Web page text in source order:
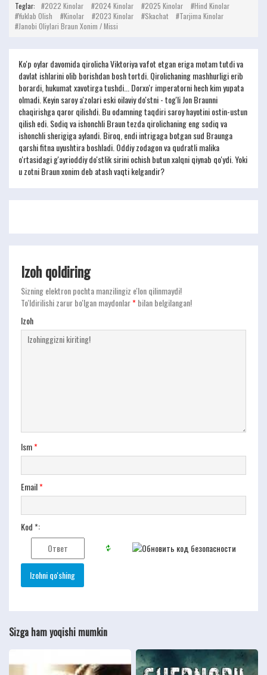
Teglar: 2022 Kinolar 2024 Kinolar 2025 Kinolar
Hind Kinolar
Yuklab Olish
Kinolar 2023 Kinolar Skachat
Tarjima Kinolar
Janobi Oliylari Braun Xonim / Missi
Ko'p oylar davomida qirolicha Viktoriya vafot etgan eriga motam tutdi va
davlat ishlarini olib borishdan bosh tortdi. Qirolichaning mashhurligi erib
borardi, hukumat xavotirga tushdi... Dorxo'r imperatorni hech kim yupata
olmadi. Keyin saroy a'zolari eski oilaviy do'stni - tog'li Jon Braunni
chaqirishga qaror qilishdi. Bu odamning taqdiri saroy hayotini ostin-ustun
qilish edi. Sodiq va ishonchli Braun tezda qirolichaning eng sodiq va
ishonchli sherigiga aylandi. Biroq, endi intrigaga botgan sud Braunga
qarshi fitna uyushtira boshladi. Oddiy zodagon va qudratli malika
o'rtasidagi g'ayrioddiy do'stlik sirini ochish butun xalqni qiynab qo'ydi. Yoki
u zotni Braun xonim deb atash vaqti kelgandir?
Izoh qoldiring
Sizning elektron pochta manzilingiz e'lon qilinmaydi!
To'ldirilishi zarur bo'lgan maydonlar*bilan belgilangan!
Izoh
Ism*
Email*
Kod *:
Sizga ham yoqishi mumkin